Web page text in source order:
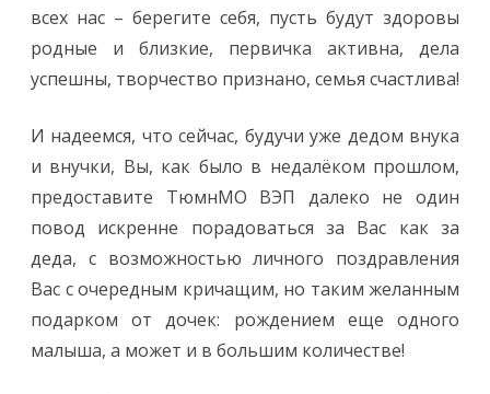
всех нас – берегите себя, пусть будут здоровы
родные и близкие, первичка активна, дела
успешны, творчество признано, семья счастлива!
И надеемся, что сейчас, будучи уже дедом внука
и внучки, Вы, как было в недалёком прошлом,
предоставите ТюмнМО ВЭП далеко не один
повод искренне порадоваться за Вас как за
деда, с возможностью личного поздравления
Вас с очередным кричащим, но таким желанным
подарком от дочек: рождением еще одного
малыша, а может и в большим количестве!